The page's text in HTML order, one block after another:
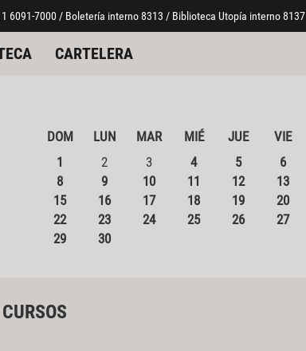
6091-7000 / Boletería interno 8313 / Biblioteca Utopía interno 8137
CARTELERA
DOM LUN MAR MIÉ JUE VIE
1
2 3 4 5 6
8
9 10 11 12 13
15
16 17 18 19 20
22
23 24 25 26 27
29
30
CURSOS